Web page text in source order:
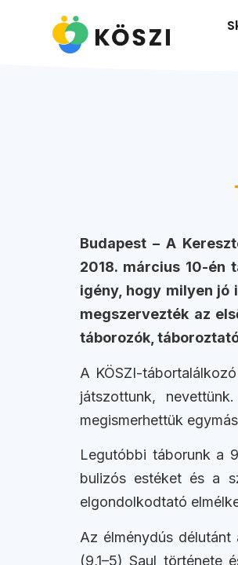
Budapest – A
2018. március 10-én
igény, hogy milyen jó
megszervezték az
táborozók,
A KÖSZI-
játszottunk,
megismerhettük
Legutóbbi táborunk a
bulizós estéket és a
elgondolkodtató
Az élménydús
(9,1–5) Saul története